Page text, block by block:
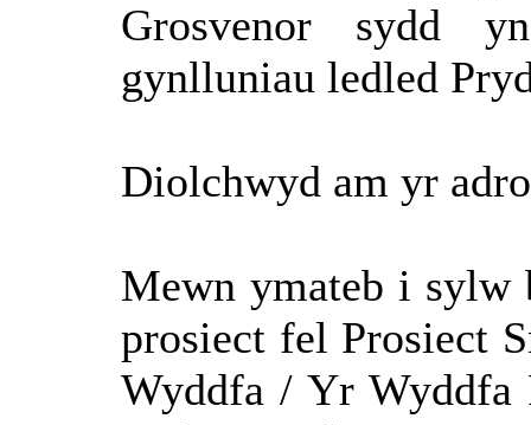
Grosvenor sydd
yn
gynlluniau ledled
Diolchwyd am yr
Mewn ymateb i sylw
prosiect fel Prosiect
Wyddfa / Yr Wyddfa